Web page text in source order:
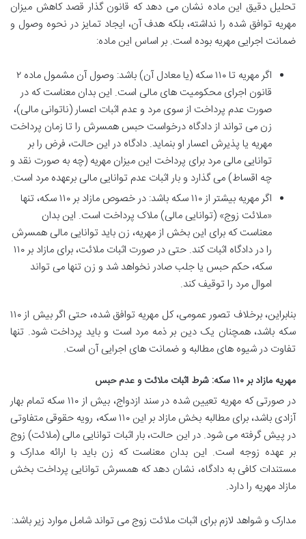
تحلیل دقیق این ماده نشان می دهد که قانون گذار قصد کاهش میزان
مهریه توافق شده را نداشته، بلکه هدف آن، ایجاد تمایز در نحوه وصول و
ضمانت اجرایی مهریه بوده است. بر اساس این ماده:
اگر مهریه تا ۱۱۰ سکه (یا معادل آن) باشد: وصول آن مشمول ماده ۲
قانون اجرای محکومیت های مالی است. این بدان معناست که در
صورت عدم پرداخت از سوی مرد و عدم اثبات اعسار (ناتوانی مالی)،
زن می تواند از دادگاه درخواست حبس همسرش را تا زمان پرداخت
مهریه یا پذیرش اعسار او بنماید. دادگاه در این حالت، فرض را بر
توانایی مالی مرد برای پرداخت این میزان مهریه (چه به صورت نقد و
چه اقساط) می گذارد و بار اثبات عدم توانایی مالی برعهده مرد است.
اگر مهریه بیشتر از ۱۱۰ سکه باشد: در خصوص مازاد بر ۱۱۰ سکه، تنها
«ملائت زوج» (توانایی مالی) ملاک پرداخت است. این بدان
معناست که برای این بخش از مهریه، زن باید توانایی مالی همسرش
را در دادگاه اثبات کند. حتی در صورت اثبات ملائت، برای مازاد بر ۱۱۰
سکه، حکم حبس یا جلب صادر نخواهد شد و زن تنها می تواند
اموال مرد را توقیف کند.
بنابراین، برخلاف تصور عمومی، کل مهریه توافق شده، حتی اگر بیش از ۱۱۰
سکه باشد، همچنان یک دین بر ذمه مرد است و باید پرداخت شود. تنها
تفاوت در شیوه های مطالبه و ضمانت های اجرایی آن است.
مهریه مازاد بر ۱۱۰ سکه: شرط اثبات ملائت و عدم حبس
در صورتی که مهریه تعیین شده در سند ازدواج، بیش از ۱۱۰ سکه تمام بهار
آزادی باشد، برای مطالبه بخش مازاد بر این ۱۱۰ سکه، رویه حقوقی متفاوتی
در پیش گرفته می شود. در این حالت، بار اثبات توانایی مالی (ملائت) زوج
بر عهده زوجه است. این بدان معناست که زن باید با ارائه مدارک و
مستندات کافی به دادگاه، نشان دهد که همسرش توانایی پرداخت بخش
مازاد مهریه را دارد.
مدارک و شواهد لازم برای اثبات ملائت زوج می تواند شامل موارد زیر باشد: